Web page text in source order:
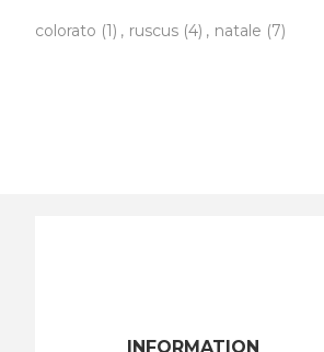
colorato (1) , ruscus (4) , natale (7)
INFORMATION